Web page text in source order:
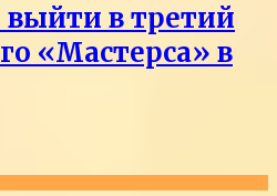
выйти в третий
«Мастерса» в